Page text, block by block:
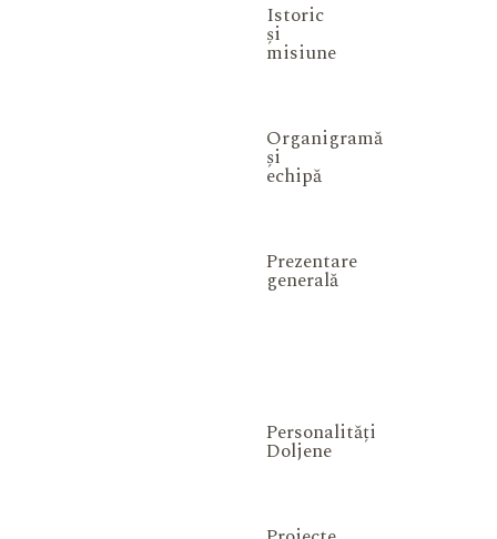
Istoric
și
misiune
Organigramă
și
echipă
Prezentare
generală
Personalități
Doljene